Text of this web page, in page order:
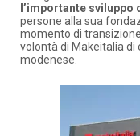
l’importante sviluppo
persone alla sua
momento di
volontà di Makeitalia di
modenese.